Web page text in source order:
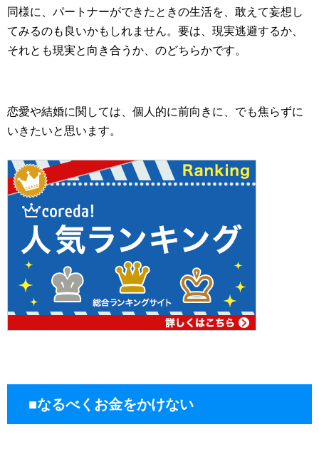
同様に、パートナーができたときの生活を、敢えて妄想し
てみるのも良いかもしれません。要は、現実逃避するか、
それとも現実と向き合うか、のどちらかです。
恋愛や結婚に関しては、個人的に前向きに、でも焦らずに
いきたいと思います。
■なるべくお金をかけない